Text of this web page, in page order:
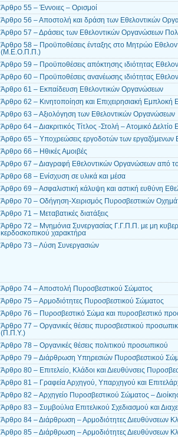
Άρθρο 55 – Έννοιες – Ορισμοί
Άρθρο 56 – Αποστολή και δράση των Εθελοντικών
Άρθρο 57 – Δράσεις των Εθελοντικών Οργανώσεων
Άρθρο 58 – Προϋποθέσεις ένταξης στο Μητρώο
(Μ.Ε.Ο.Π.Π.)
Άρθρο 59 – Προϋποθέσεις απόκτησης ιδιότητας
Άρθρο 60 – Προϋποθέσεις ανανέωσης ιδιότητας
Άρθρο 61 – Εκπαίδευση Εθελοντικών Οργανώσεων
Άρθρο 62 – Κινητοποίηση και Επιχειρησιακή Εμπλοκή
Άρθρο 63 – Αξιολόγηση των Εθελοντικών Οργανώσεων
Άρθρο 64 – Διακριτικός Τίτλος -Στολή – Ατομικό Δελτίο
Άρθρο 65 – Υποχρεώσεις εργοδοτών των εργαζόμενων
Άρθρο 66 – Ηθικές Αμοιβές
Άρθρο 67 – Διαγραφή Εθελοντικών Οργανώσεων από
Άρθρο 68 – Ενίσχυση σε υλικά και μέσα
Άρθρο 69 – Ασφαλιστική κάλυψη και αστική ευθύνη
Άρθρο 70 – Οδήγηση-Χειρισμός Πυροσβεστικών
Άρθρο 71 – Μεταβατικές διατάξεις
Άρθρο 72 – Μνημόνια Συνεργασίας Γ.Γ.Π.Π. με μη
κερδοσκοπικού χαρακτήρα
Άρθρο 73 – Λύση Συνεργασιών
Άρθρο 74 – Αποστολή Πυροσβεστικού Σώματος
Άρθρο 75 – Αρμοδιότητες Πυροσβεστικού Σώματος
Άρθρο 76 – Πυροσβεστικό Σώμα και πυροσβεστικό
Άρθρο 77 – Οργανικές θέσεις πυροσβεστικού
(Π.Π.Υ.)
Άρθρο 78 – Οργανικές θέσεις πολιτικού προσωπικού
Άρθρο 79 – Διάρθρωση Υπηρεσιών Πυροσβεστικού
Άρθρο 80 – Επιτελείο, Κλάδοι και Διευθύνσεις
Άρθρο 81 – Γραφεία Αρχηγού, Υπαρχηγού και
Άρθρο 82 – Αρχηγείο Πυροσβεστικού Σώματος –
Άρθρο 83 – Συμβούλια Επιτελικού Σχεδιασμού και
Άρθρο 84 – Διάρθρωση – Αρμοδιότητες Διευθύνσεων
Άρθρο 85 – Διάρθρωση – Αρμοδιότητες Διευθύνσεων